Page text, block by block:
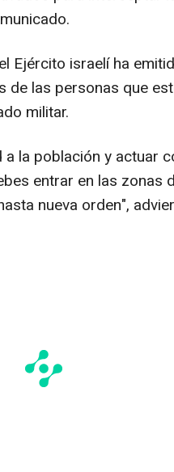
Ejército israelí ha
de las personas que
militar.
la población y actuar
entrar en las zonas
nueva orden",